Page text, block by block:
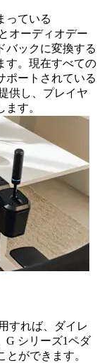
っている
オーディオデー
バックに変換する
す。現在すべての
ポートされている
供し、プレイヤ
す。
すれば、ダイレ
G シリーズ1ペダ
とができます。